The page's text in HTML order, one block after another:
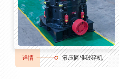
详情 液压圆锥破碎机